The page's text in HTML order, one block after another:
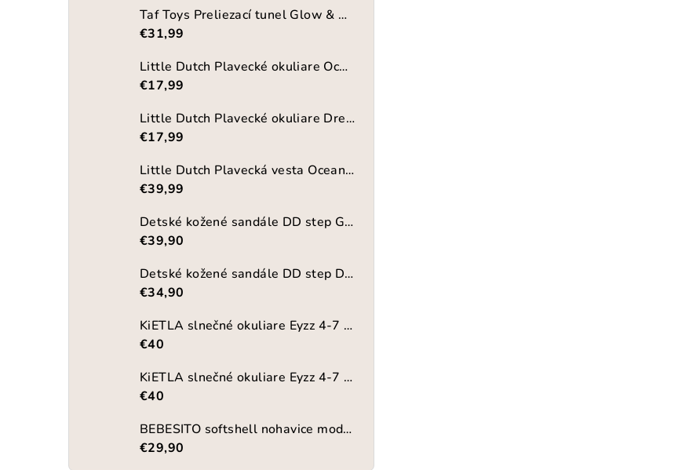
Taf Toys Preliezací tunel Glow & Crawl
€31,99
Little Dutch Plavecké okuliare Ocean World
€17,99
Little Dutch Plavecké okuliare Dreamy Mermaid
€17,99
Little Dutch Plavecká vesta Ocean World 2-3 roky
€39,99
Detské kožené sandále DD step G064-61965
€39,90
Detské kožené sandále DD step DB-G075-51868
€34,90
KiETLA slnečné okuliare Eyzz 4-7 rokov-BLACK
€40
KiETLA slnečné okuliare Eyzz 4-7 rokov-LAVENDER
€40
BEBESITO softshell nohavice modré
€29,90